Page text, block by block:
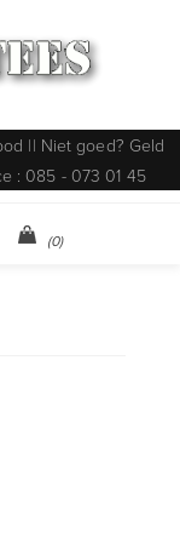
|| Niet goed? Geld
: 085 - 073 01 45
(0)